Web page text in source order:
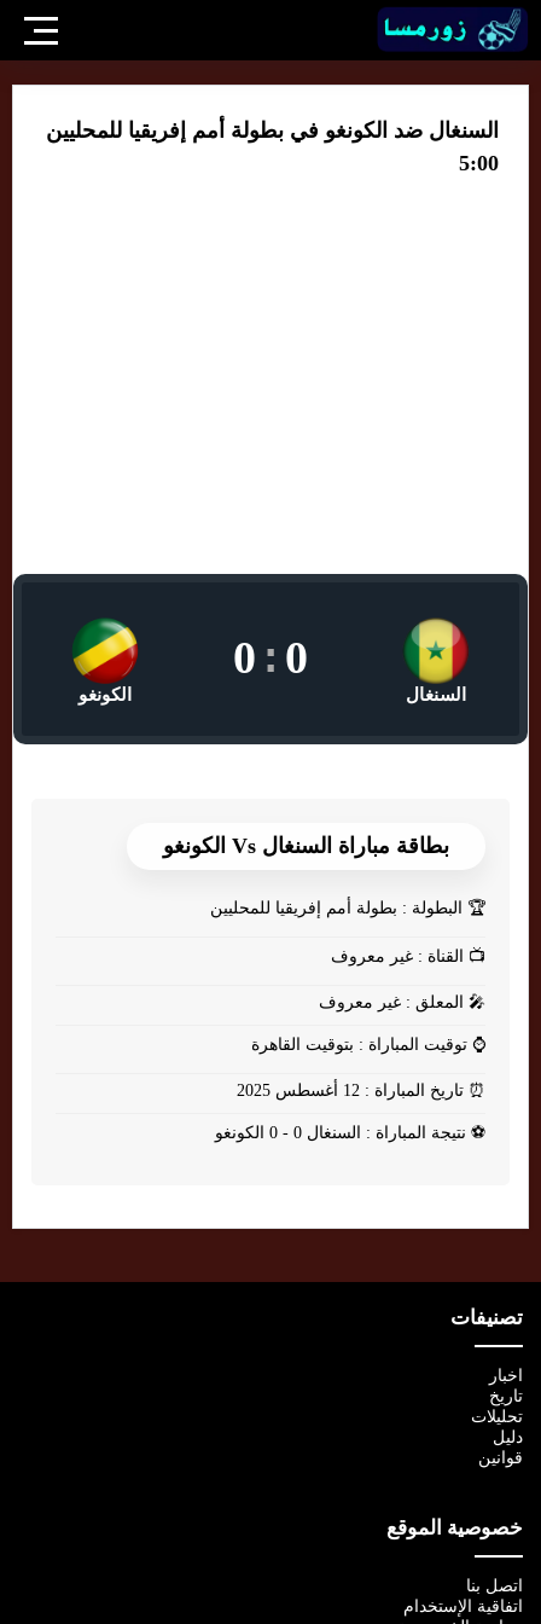
السنغال ضد الكونغو في بطولة أمم إفريقيا للمحليين
5:00
السنغال
0
:
0
الكونغو
بطاقة مباراة السنغال Vs الكونغو
🏆 البطولة : بطولة أمم إفريقيا للمحليين
📺 القناة : غير معروف
🎤 المعلق : غير معروف
⌚ توقيت المباراة : بتوقيت القاهرة
⏰ تاريخ المباراة : 12 أغسطس 2025
⚽ نتيجة المباراة : السنغال 0 - 0 الكونغو
تصنيفات
اخبار
تاريخ
تحليلات
دليل
قوانين
خصوصية الموقع
اتصل بنا
اتفاقية الإستخدام